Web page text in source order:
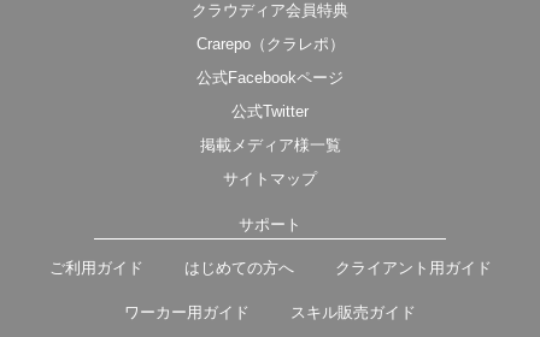
クラウディア会員特典
Crarepo（クラレポ）
公式Facebookページ
公式Twitter
掲載メディア様一覧
サイトマップ
サポート
ご利用ガイド はじめての方へ クライアント用ガイド
ワーカー用ガイド スキル販売ガイド